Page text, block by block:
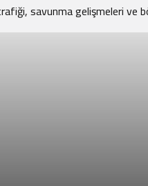
savunma gelişmeleri ve